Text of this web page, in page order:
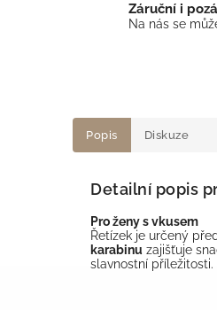
Záruční i
Na nás se
Popis Diskuze
Detailní popis
Pro ženy s vkusem
Řetízek je určený
karabinu zajišťuje
slavnostní příležitosti.